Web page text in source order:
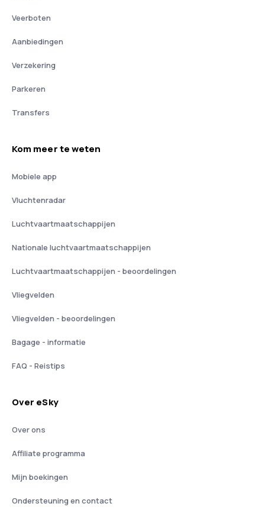
Veerboten
Aanbiedingen
Verzekering
Parkeren
Transfers
Kom meer te weten
Mobiele app
Vluchtenradar
Luchtvaartmaatschappijen
Nationale luchtvaartmaatschappijen
Luchtvaartmaatschappijen - beoordelingen
Vliegvelden
Vliegvelden - beoordelingen
Bagage - informatie
FAQ - Reistips
Over eSky
Over ons
Affiliate programma
Mijn boekingen
Ondersteuning en contact